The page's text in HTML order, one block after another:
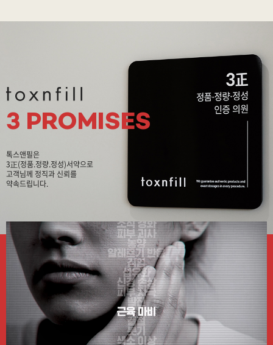
3 PROMISES
톡스앤필은
3正(정품.정량.정성)서약으로
고객님께 정직과 신뢰를
약속드립니다.